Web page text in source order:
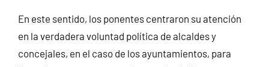
En este sentido, los ponentes centraron su atención
en la verdadera voluntad política de alcaldes y
concejales, en el caso de los ayuntamientos, para